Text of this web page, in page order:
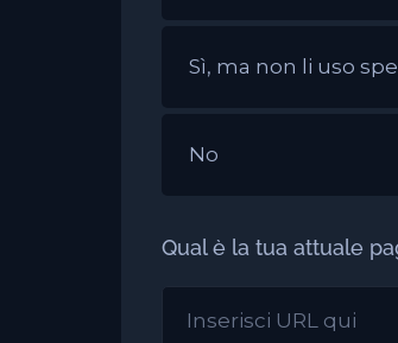
Sì, ma non li uso
No
Qual è la tua attuale